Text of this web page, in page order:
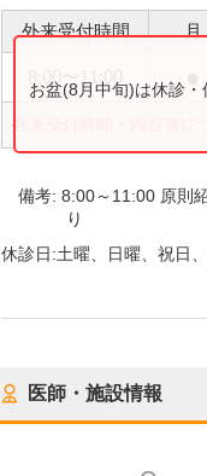
外来受付時間 月
8:00 11:00
外来受付時間・内容等に
お盆(8月中旬)は休診・
備考:8:00～11:00 原則
り
休診日:土曜、日曜、祝日
医師・施設情報